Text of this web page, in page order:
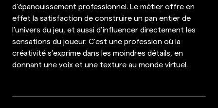
d’épanouissement professionnel. Le métier offre en
effet la satisfaction de construire un pan entier de
l’univers du jeu, et aussi d’influencer directement les
sensations du joueur. C’est une profession où la
créativité s’exprime dans les moindres détails, en
donnant une voix et une texture au monde virtuel.